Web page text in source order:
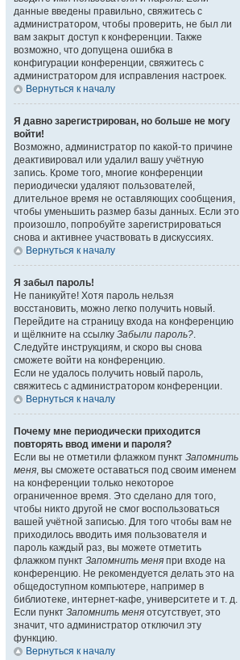
данные введены правильно, свяжитесь с
администратором, чтобы проверить, не был ли
вам закрыт доступ к конференции. Также
возможно, что допущена ошибка в
конфигурации конференции, свяжитесь с
администратором для исправления настроек.
Вернуться к началу
Я давно зарегистрирован, но больше не могу
войти!
Возможно, администратор по какой-то причине
деактивировал или удалил вашу учётную
запись. Кроме того, многие конференции
периодически удаляют пользователей,
длительное время не оставляющих сообщения,
чтобы уменьшить размер базы данных. Если это
произошло, попробуйте зарегистрироваться
снова и активнее участвовать в дискуссиях.
Вернуться к началу
Я забыл пароль!
Не паникуйте! Хотя пароль нельзя
восстановить, можно легко получить новый.
Перейдите на страницу входа на конференцию
и щёлкните на ссылку Забыли пароль?.
Следуйте инструкциям, и скоро вы снова
сможете войти на конференцию.
Если не удалось получить новый пароль,
свяжитесь с администратором конференции.
Вернуться к началу
Почему мне периодически приходится
повторять ввод имени и пароля?
Если вы не отметили флажком пункт Запомнить
меня, вы сможете оставаться под своим именем
на конференции только некоторое
ограниченное время. Это сделано для того,
чтобы никто другой не смог воспользоваться
вашей учётной записью. Для того чтобы вам не
приходилось вводить имя пользователя и
пароль каждый раз, вы можете отметить
флажком пункт Запомнить меня при входе на
конференцию. Не рекомендуется делать это на
общедоступном компьютере, например в
библиотеке, интернет-кафе, университете и т. д.
Если пункт Запомнить меня отсутствует, это
значит, что администратор отключил эту
функцию.
Вернуться к началу